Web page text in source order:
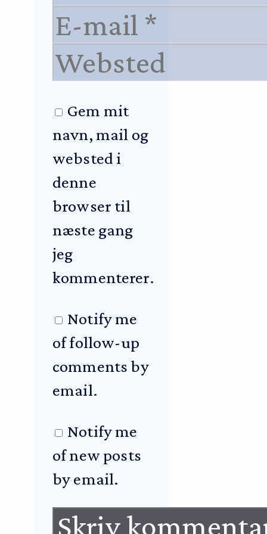
E-
mail
Websted
Gem mit
navn, mail og
websted i
denne
browser til
næste gang
jeg
kommenterer.
Notify me
of follow-up
comments by
email.
Notify me
of new posts
by email.